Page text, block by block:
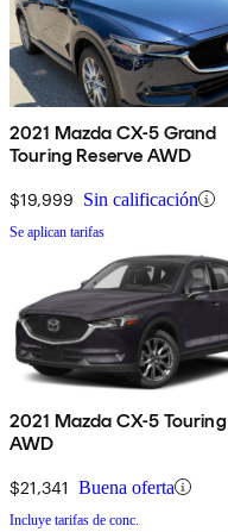
2021 Mazda CX-5 Grand
Touring Reserve AWD
$19,999 Sin calificación
Se aplican tarifas
2021 Mazda CX-5 Touring
AWD
$21,341 Buena oferta
Incluye tarifas de conc.